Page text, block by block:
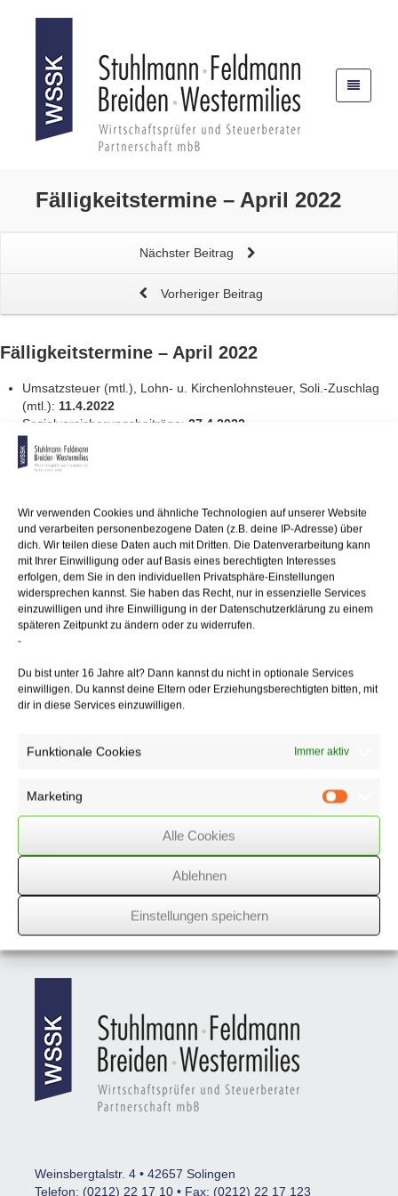
Wir verwenden Cookies und ähnliche Technologien auf unserer Website
und verarbeiten personenbezogene Daten (z.B. deine IP-Adresse) über
dich. Wir teilen diese Daten auch mit Dritten. Die Datenverarbeitung kann
mit Ihrer Einwilligung oder auf Basis eines berechtigten Interesses
erfolgen, dem Sie in den individuellen Privatsphäre-Einstellungen
widersprechen kannst. Sie haben das Recht, nur in essenzielle Services
einzuwilligen und ihre Einwilligung in der Datenschutzerklärung zu einem
späteren Zeitpunkt zu ändern oder zu widerrufen.
-
Du bist unter 16 Jahre alt? Dann kannst du nicht in optionale Services
einwilligen. Du kannst deine Eltern oder Erziehungsberechtigten bitten, mit
dir in diese Services einzuwilligen.
Funktionale Cookies Immer aktiv
Marketing
Alle Cookies
Ablehnen
Einstellungen speichern
Fälligkeitstermine – April 2022
Nächster Beitrag
Vorheriger Beitrag
Fälligkeitstermine – April 2022
Umsatzsteuer (mtl.), Lohn- u. Kirchenlohnsteuer, Soli.-Zuschlag
(mtl.): 11.4.2022
Sozialversicherungsbeiträge: 27.4.2022
Überden Autor
wssk-admin
RelatedPosts
Vergleichsportale– nicht immer verbraucherfreundlich
Familienentlastungspaket
für mehr Kindergeld
beschlossen
Nächster Beitrag
Vorheriger Beitrag
Weinsbergtalstr. 4 • 42657 Solingen
Telefon: (0212) 22 17 10 • Fax: (0212) 22 17 123